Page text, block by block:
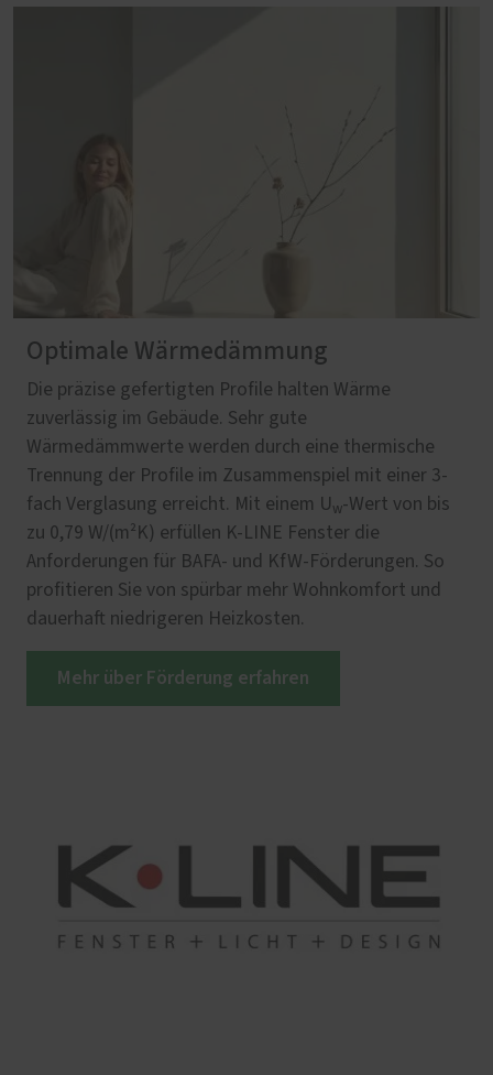
Optimale Wärmedämmung
Die präzise gefertigten Profile halten Wärme
zuverlässig im Gebäude. Sehr gute
Wärmedämmwerte werden durch eine thermische
Trennung der Profile im Zusammenspiel mit einer 3-
fach Verglasung erreicht. Mit einem U w‑Wert von bis
zu 0,79 W/(m²K) erfüllen K-LINE Fenster die
Anforderungen für BAFA‑ und KfW‑Förderungen. So
profitieren Sie von spürbar mehr Wohnkomfort und
dauerhaft niedrigeren Heizkosten.
Mehr über Förderung erfahren